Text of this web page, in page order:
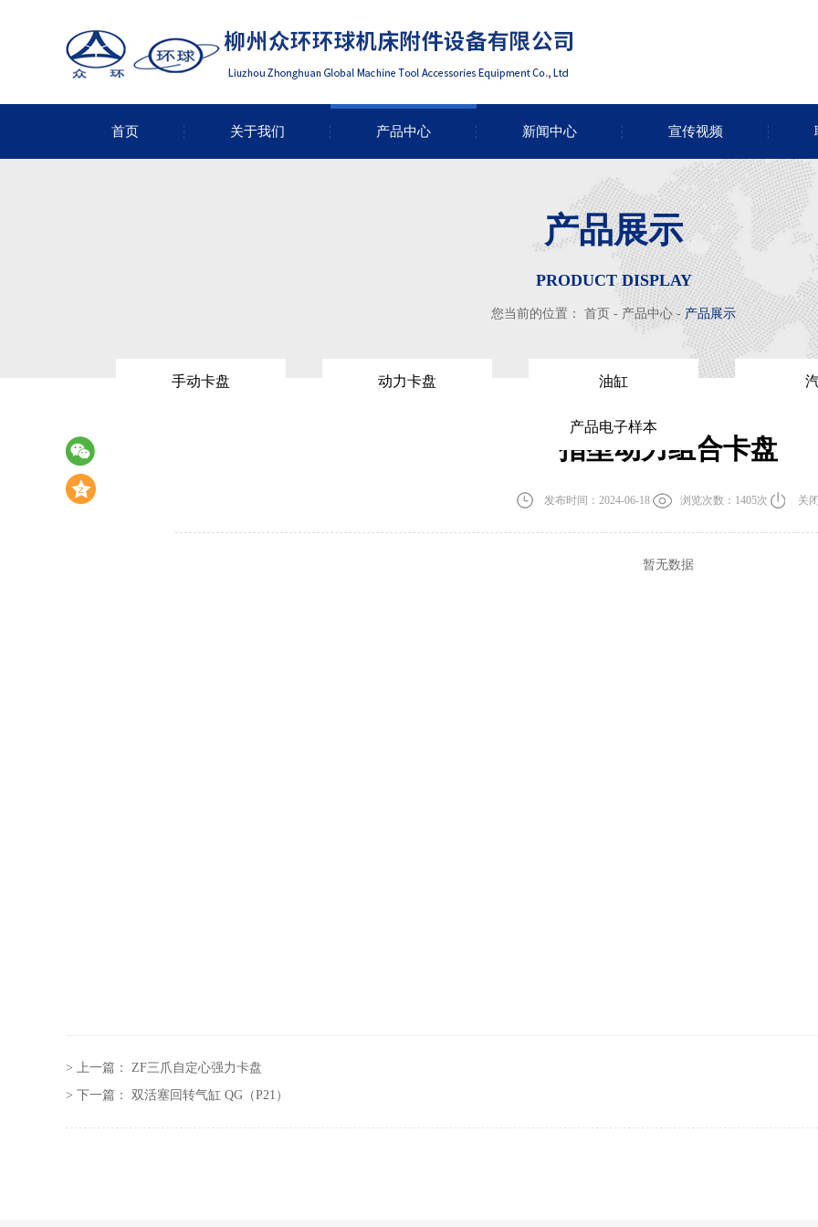
首页 关于我们 产品中心 新闻中心 宣传视频
产品展示
PRODUCT DISPLAY
您当前的位置： 首页 - 产品中心 - 产品展示
手动卡盘 动力卡盘 油缸
产品电子样本
指型动力组合卡盘
发布时间：2024-06-18 浏览次数：1405次 关
暂无数据
> 上一篇： ZF三爪自定心强力卡盘
> 下一篇： 双活塞回转气缸 QG（P21）